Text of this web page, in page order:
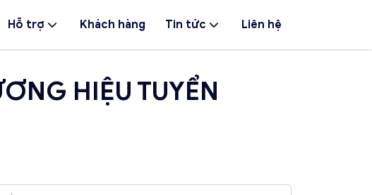
Hỗ trợ Khách hàng Tin tức Liên hệ
HIỆU TUYỂN